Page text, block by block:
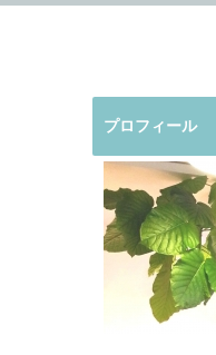
プロフィール